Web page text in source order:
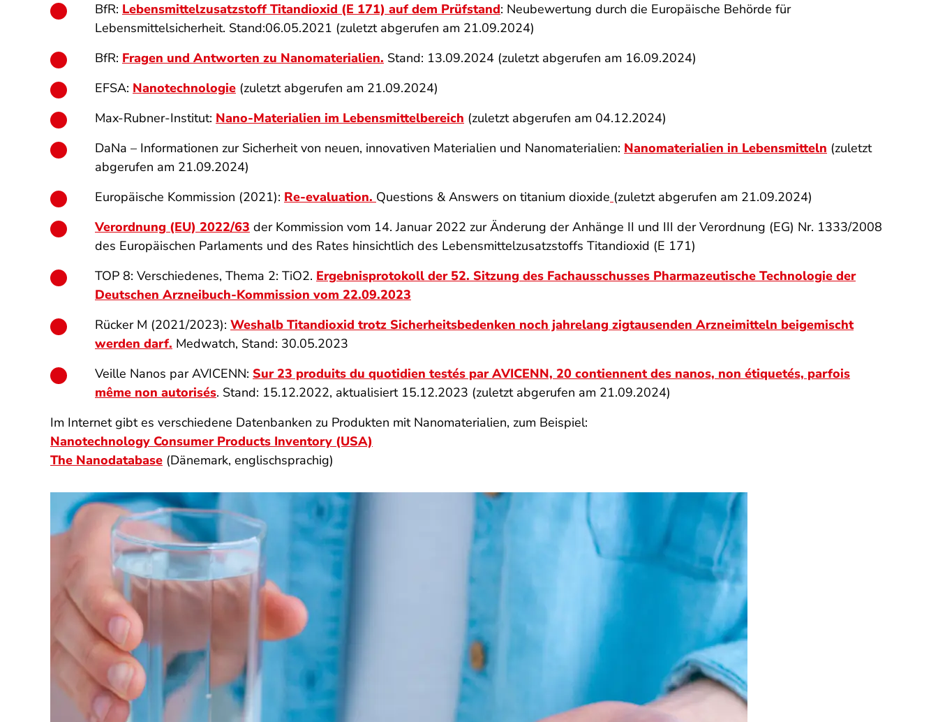
BfR: Lebensmittelzusatzstoff Titandioxid (E 171) auf dem Prüfstand: Neubewertung durch die Europäische Behörde für
Lebensmittelsicherheit. Stand:06.05.2021 (zuletzt abgerufen am 21.09.2024)
BfR: Fragen und Antworten zu Nanomaterialien. Stand: 13.09.2024 (zuletzt abgerufen am 16.09.2024)
EFSA: Nanotechnologie (zuletzt abgerufen am 21.09.2024)
Max-Rubner-Institut: Nano-Materialien im Lebensmittelbereich (zuletzt abgerufen am 04.12.2024)
DaNa – Informationen zur Sicherheit von neuen, innovativen Materialien und Nanomaterialien: Nanomaterialien in Lebensmitteln (zuletzt
abgerufen am 21.09.2024)
Europäische Kommission (2021): Re-evaluation. Questions & Answers on titanium dioxide (zuletzt abgerufen am 21.09.2024)
Verordnung (EU) 2022/63 der Kommission vom 14. Januar 2022 zur Änderung der Anhänge II und III der Verordnung (EG) Nr. 1333/2008
des Europäischen Parlaments und des Rates hinsichtlich des Lebensmittelzusatzstoffs Titandioxid (E 171)
TOP 8: Verschiedenes, Thema 2: TiO2. Ergebnisprotokoll der 52. Sitzung des Fachausschusses Pharmazeutische Technologie der
Deutschen Arzneibuch-Kommission vom 22.09.2023
Rücker M (2021/2023): Weshalb Titandioxid trotz Sicherheitsbedenken noch jahrelang zigtausenden Arzneimitteln beigemischt
werden darf. Medwatch, Stand: 30.05.2023
Veille Nanos par AVICENN: Sur 23 produits du quotidien testés par AVICENN, 20 contiennent des nanos, non étiquetés, parfois
même non autorisés. Stand: 15.12.2022, aktualisiert 15.12.2023 (zuletzt abgerufen am 21.09.2024)
Im Internet gibt es verschiedene Datenbanken zu Produkten mit Nanomaterialien, zum Beispiel:
Nanotechnology Consumer Products Inventory (USA)
The Nanodatabase (Dänemark, englischsprachig)